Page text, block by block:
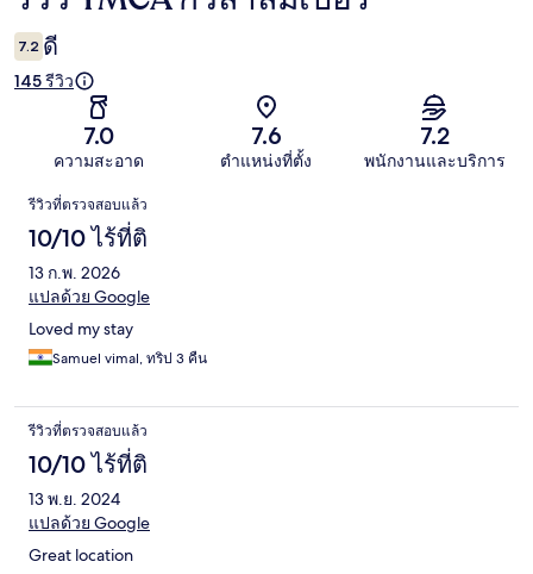
7.2 ดี
145 รีวิว
7.0
ความสะอาด
7.6
ตำแหน่งที่ตั้ง
7.2
พนักงานและบริการ
รีวิว
รีวิวที่ตรวจสอบแล้ว
10/10 ไร้ที่ติ
13 ก.พ. 2026
แปลด้วย Google
Loved my stay
Samuel vimal, ทริป 3 คืน
รีวิวที่ตรวจสอบแล้ว
10/10 ไร้ที่ติ
13 พ.ย. 2024
แปลด้วย Google
Great location